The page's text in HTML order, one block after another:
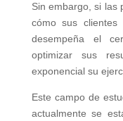
Sin embargo, si las
cómo sus
desempeña el
optimizar sus
exponencial su
Este campo de
actualmente se